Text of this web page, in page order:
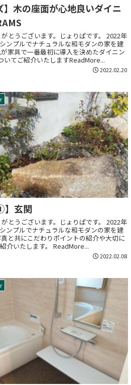
】木の座面が心地良いダイニ
とうございます。じょりぱです。 2022年
ンプルでナチュラルな和モダンの家を建
家具で一番最初に導入を決めたダイニン
いてご紹介いたしますReadMore...
2022.02.20
】玄関
とうございます。じょりぱです。 2022年
ンプルでナチュラルな和モダンの家を建
と共にこだわりポイントの紹介や大切に
介いたします。 ReadMore...
2022.02.08